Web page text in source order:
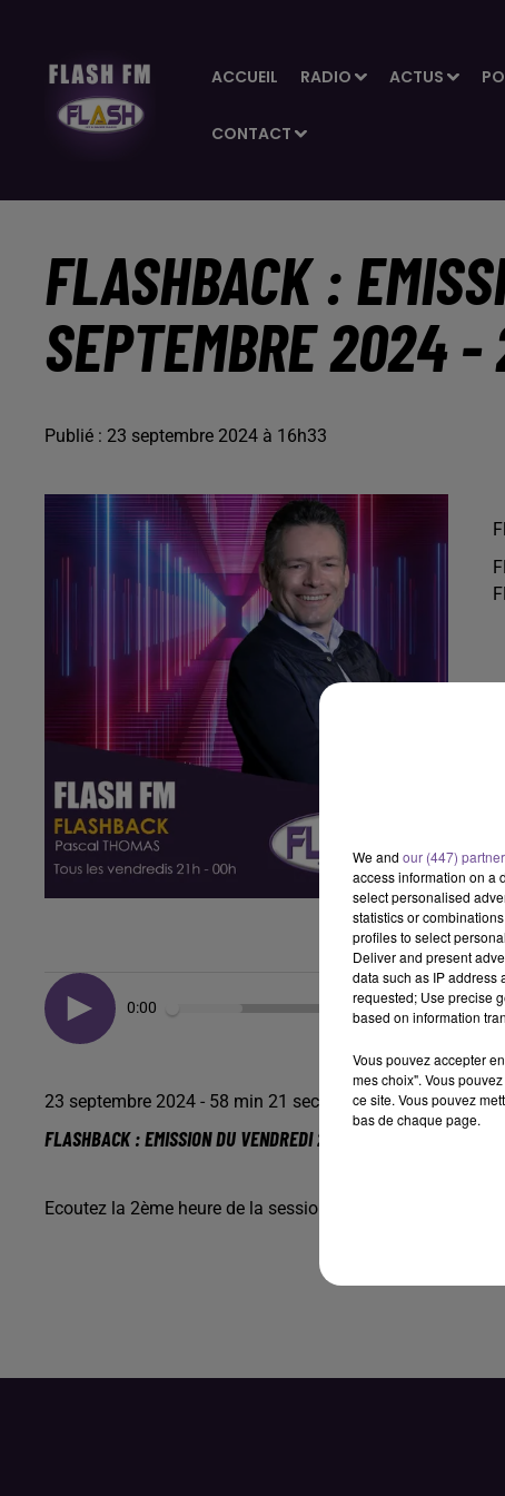
ACCUEIL RADIO ACTUS
CONTACT
FLASHBACK :
SEPTEMBRE 2024 -
Publié : 23 septembre 2024 à 16h33
0:00
23 septembre 2024 - 58 min 21 sec
FLASHBACK : EMISSION DU VENDREDI 20 SEPTEMBRE 2024 - 22H
Ecoutez la 2ème heure de la session années 2000 de
We and our (447)
access information on a
select personalised
statistics or
profiles to select
Deliver and present
data such as IP address
requested; Use precise
based on information
Vous pouvez accepter
mes choix". Vous
ce site. Vous pouvez
bas de chaque page.